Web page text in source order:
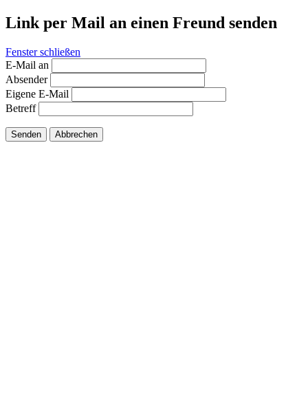
Link per Mail an einen Freund senden
Fenster schließen
E-Mail an
Absender
Eigene E-Mail
Betreff
Senden Abbrechen